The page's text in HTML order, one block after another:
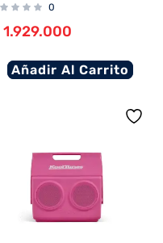
0
1.929.000
Añadir Al Carrito